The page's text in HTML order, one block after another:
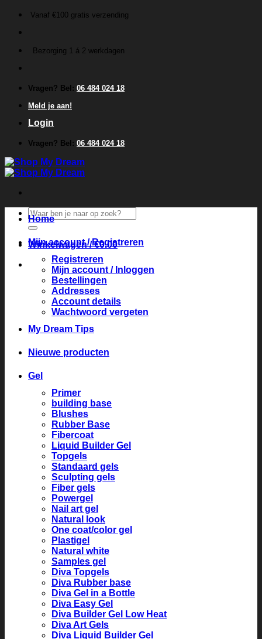
inhoud
Vanaf €100 gratis verzending
Bezorging 1 á 2 werkdagen
Vragen? Bel: 06 484 024 18
Meld je aan!
Login
Vragen? Bel: 06 484 024 18
Zoeken
naar:
Winkelwagen /€0.00
Home
Mijn account / Registreren
Registreren
Mijn account / Inloggen
Bestellingen
Addresses
Account details
Wachtwoord vergeten
My Dream Tips
Nieuwe producten
Gel
Primer
building base
Blushes
Rubber Base
Fibercoat
Liquid Builder Gel
Topgels
Standaard gels
Sculpting gels
Fiber gels
Powergel
Nail art gel
Natural look
One coat/color gel
Plastigel
Natural white
Samples gel
Diva Topgels
Diva Rubber base
Diva Gel in a Bottle
Diva Easy Gel
Diva Builder Gel Low Heat
Diva Art Gels
Diva Liquid Builder Gel